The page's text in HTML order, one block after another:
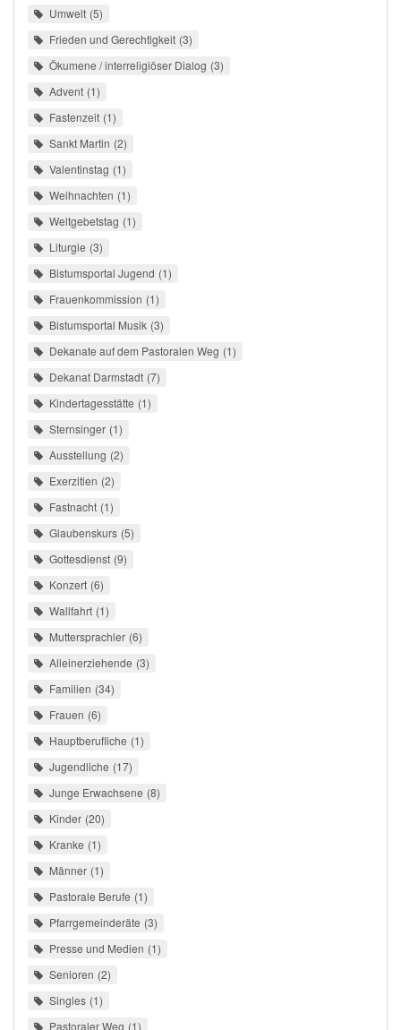
Umwelt 5
Frieden und Gerechtigkeit 3
Ökumene / interreligiöser Dialog 3
Advent 1
Fastenzeit 1
Sankt Martin 2
Valentinstag 1
Weihnachten 1
Weltgebetstag 1
Liturgie 3
Bistumsportal Jugend 1
Frauenkommission 1
Bistumsportal Musik 3
Dekanate auf dem Pastoralen Weg 1
Dekanat Darmstadt 7
Kindertagesstätte 1
Sternsinger 1
Ausstellung 2
Exerzitien 2
Fastnacht 1
Glaubenskurs 5
Gottesdienst 9
Konzert 6
Wallfahrt 1
Muttersprachler 6
Alleinerziehende 3
Familien 34
Frauen 6
Hauptberufliche 1
Jugendliche 17
Junge Erwachsene 8
Kinder 20
Kranke 1
Männer 1
Pastorale Berufe 1
Pfarrgemeinderäte 3
Presse und Medien 1
Senioren 2
Singles 1
Pastoraler Weg 1